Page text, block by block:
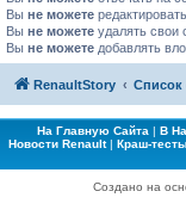
Вы не можете
Вы не можете удалять свои
Вы не можете добавлять
RenaultStory
На Главную Сайта | В
Новости Renault| Краш-
Создано на